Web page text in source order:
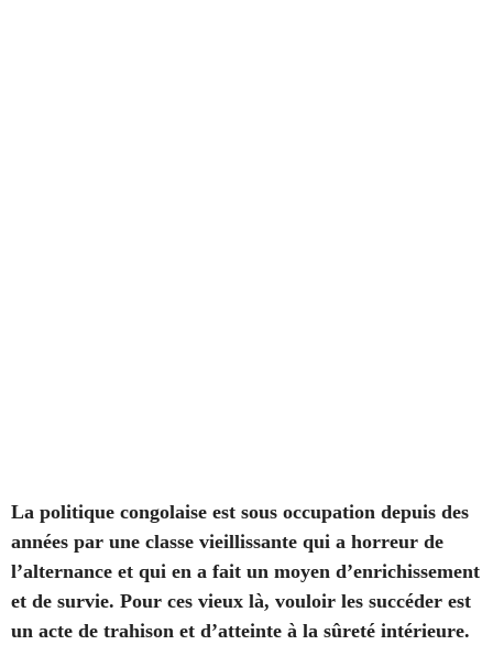
La politique congolaise est sous occupation depuis des
années par une classe vieillissante qui a horreur de
l’alternance et qui en a fait un moyen d’enrichissement
et de survie. Pour ces vieux là, vouloir les succéder est
un acte de trahison et d’atteinte à la sûreté intérieure.